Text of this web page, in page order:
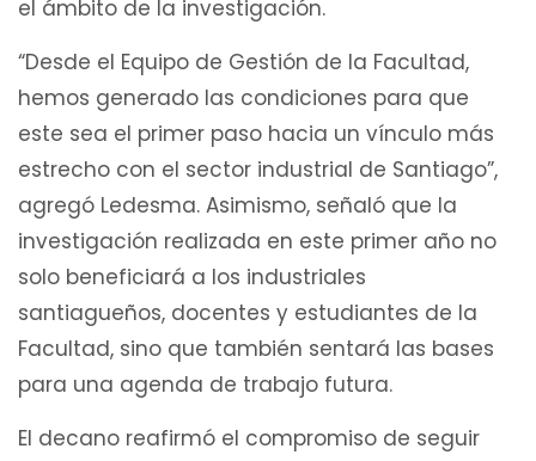
el ámbito de la investigación.
“Desde el Equipo de Gestión de la Facultad,
hemos generado las condiciones para que
este sea el primer paso hacia un vínculo más
estrecho con el sector industrial de Santiago”,
agregó Ledesma. Asimismo, señaló que la
investigación realizada en este primer año no
solo beneficiará a los industriales
santiagueños, docentes y estudiantes de la
Facultad, sino que también sentará las bases
para una agenda de trabajo futura.
El decano reafirmó el compromiso de seguir